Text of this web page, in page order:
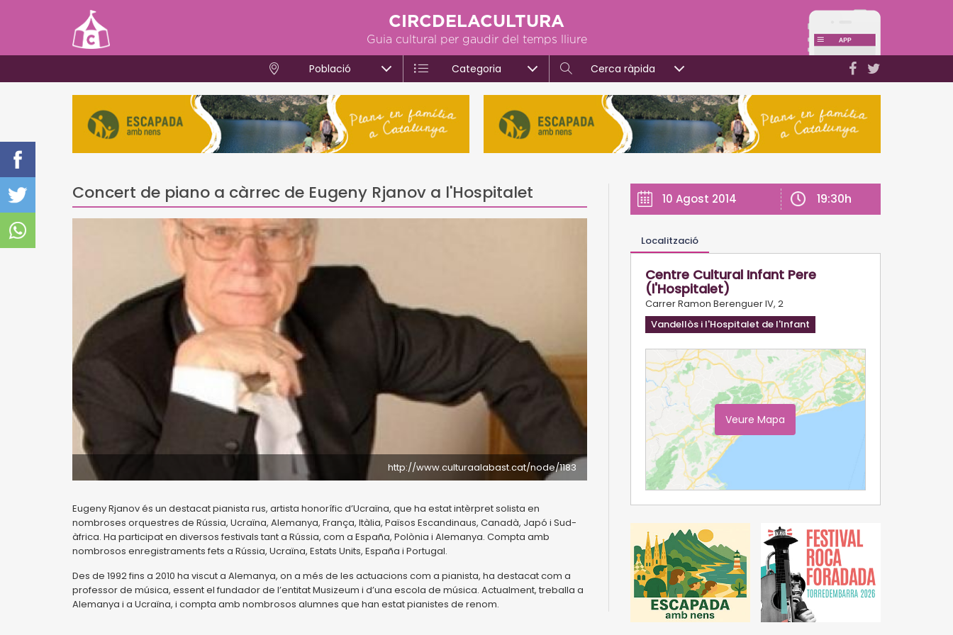
CIRCDELACULTURA
Guia cultural per gaudir del temps lliure
Població Categoria Cerca ràpida
Concert de piano a càrrec de Eugeny Rjanov a l'Hospitalet
http://www.culturaalabast.cat/node/1183
Eugeny Rjanov és un destacat pianista rus, artista honorífic d’Ucraïna, que ha estat intèrpret solista en
nombroses orquestres de Rússia, Ucraïna, Alemanya, França, Itàlia, Països Escandinaus, Canadà, Japó i Sud-
àfrica. Ha participat en diversos festivals tant a Rússia, com a España, Polònia i Alemanya. Compta amb
nombrosos enregistraments fets a Rússia, Ucraïna, Estats Units, España i Portugal.
Des de 1992 fins a 2010 ha viscut a Alemanya, on a més de les actuacions com a pianista, ha destacat com a
professor de música, essent el fundador de l’entitat Musizeum i d’una escola de música. Actualment, treballa a
Alemanya i a Ucraïna, i compta amb nombrosos alumnes que han estat pianistes de renom.
10 Agost 2014 19:30h
Localització
Centre Cultural Infant Pere
(l'Hospitalet)
Carrer Ramon Berenguer IV, 2
Vandellòs i l'Hospitalet de l'Infant
Veure Mapa